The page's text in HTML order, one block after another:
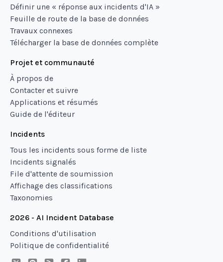
Définir une « réponse aux incidents d'IA »
Feuille de route de la base de données
Travaux connexes
Télécharger la base de données complète
Projet et communauté
À propos de
Contacter et suivre
Applications et résumés
Guide de l'éditeur
Incidents
Tous les incidents sous forme de liste
Incidents signalés
File d'attente de soumission
Affichage des classifications
Taxonomies
2026 - AI Incident Database
Conditions d'utilisation
Politique de confidentialité